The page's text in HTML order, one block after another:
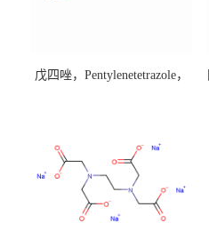
戊四唑，Pentylenetetrazole，